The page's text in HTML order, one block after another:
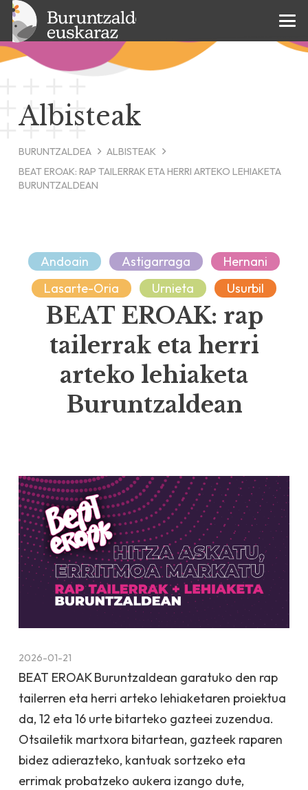
Albisteak
BURUNTZALDEA
ALBISTEAK
BEAT EROAK: RAP TAILERRAK ETA HERRI ARTEKO LEHIAKETA
BURUNTZALDEAN
Andoain Astigarraga
Hernani
Lasarte-Oria
Urnieta Usurbil
BEAT EROAK: rap
tailerrak eta herri
arteko lehiaketa
Buruntzaldean
2026-01-21
BEAT EROAK Buruntzaldean garatuko den rap
tailerren eta herri arteko lehiaketaren proiektua
da, 12 eta 16 urte bitarteko gazteei zuzendua.
Otsailetik martxora bitartean, gazteek raparen
bidez adierazteko, kantuak sortzeko eta
errimak probatzeko aukera izango dute,